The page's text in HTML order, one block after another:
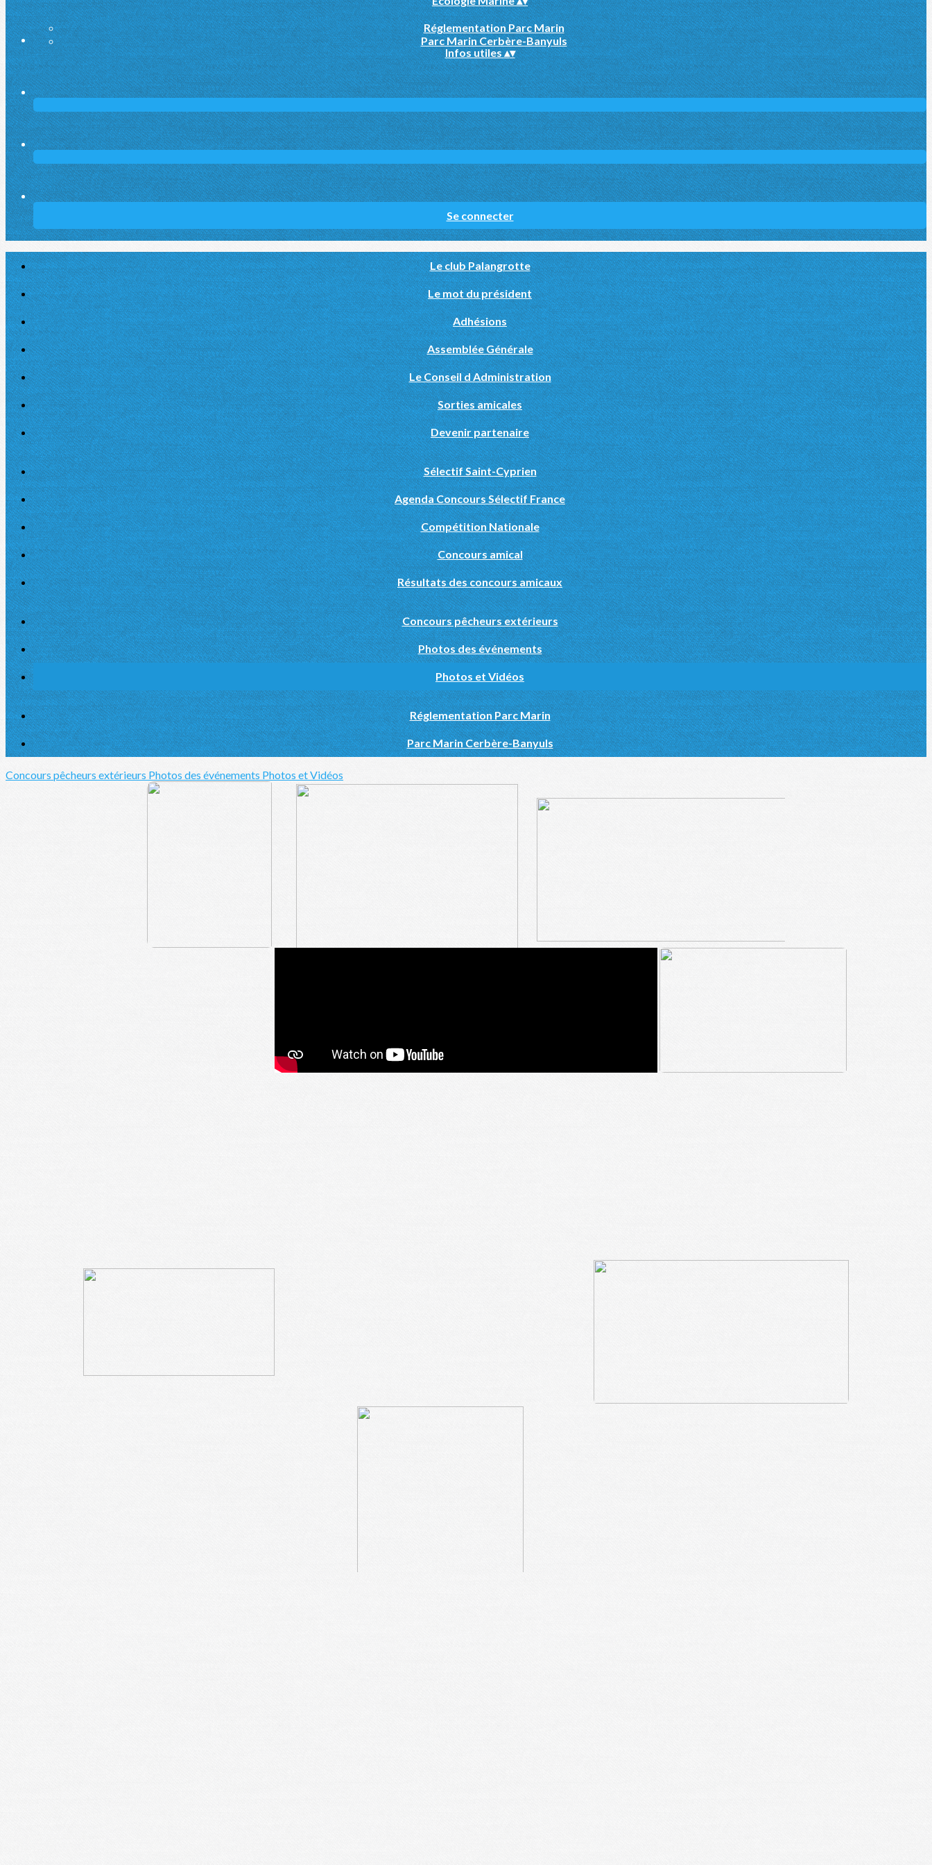
Réglementation Parc Marin
Parc Marin Cerbère-Banyuls
Infos utiles▴▾
Se connecter
Le club Palangrotte
Le mot du président
Adhésions
Assemblée Générale
Le Conseil d Administration
Sorties amicales
Devenir partenaire
Sélectif Saint-Cyprien
Agenda Concours Sélectif France
Compétition Nationale
Concours amical
Résultats des concours amicaux
Concours pêcheurs extérieurs
Photos des événements
Photos et Vidéos
Réglementation Parc Marin
Parc Marin Cerbère-Banyuls
Concours pêcheurs extérieurs Photos des événements Photos et Vidéos